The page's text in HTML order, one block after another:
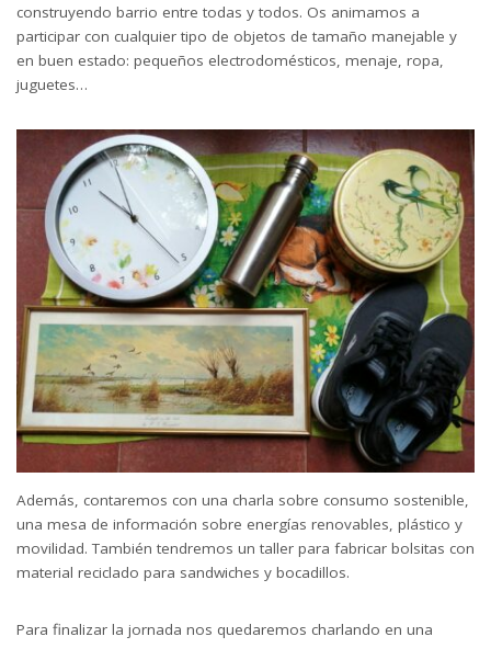
construyendo barrio entre todas y todos. Os animamos a
participar con cualquier tipo de objetos de tamaño manejable y
en buen estado: pequeños electrodomésticos, menaje, ropa,
juguetes…
Además, contaremos con una charla sobre consumo sostenible,
una mesa de información sobre energías renovables, plástico y
movilidad. También tendremos un taller para fabricar bolsitas con
material reciclado para sandwiches y bocadillos.
Para finalizar la jornada nos quedaremos charlando en una